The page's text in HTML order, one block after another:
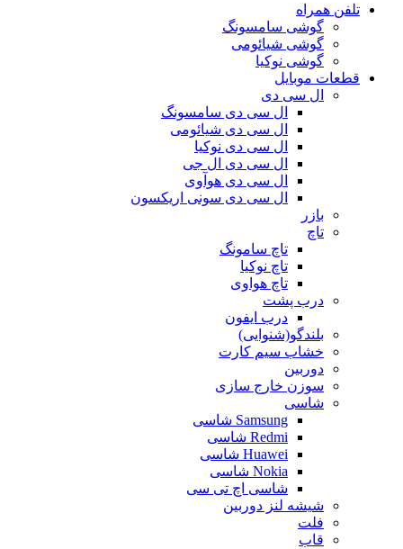
تلفن همراه
گوشی سامسونگ
گوشی شیائومی
گوشی نوکیا
قطعات موبایل
ال سی دی
ال سی دی سامسونگ
ال سی دی شیائومی
ال سی دی نوکیا
ال سی دی ال جی
ال سی دی هوآوی
ال سی دی سونی اریکسون
بازر
تاچ
تاچ سامونگ
تاچ نوکیا
تاچ هواوی
درب پشت
درب ایفون
بلندگو(شنوایی)
خشاب سیم کارت
دوربین
سوزن خارج سازی
شاسی
Samsung شاسی
Redmi شاسی
Huawei شاسی
Nokia شاسی
شاسی اچ تی سی
شیشه لنز دوربین
فلت
قاب